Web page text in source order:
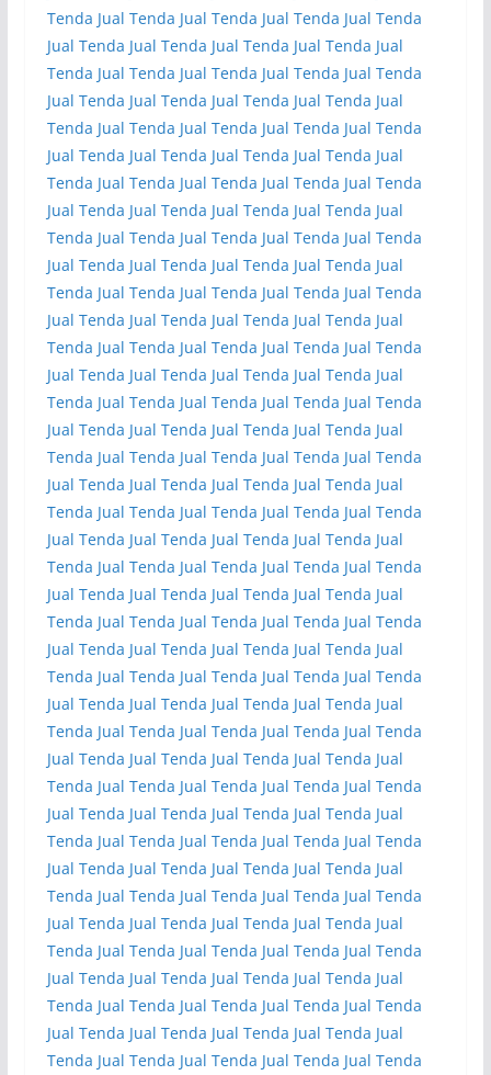
Tenda Jual Tenda Jual Tenda Jual Tenda Jual Tenda
Jual Tenda Jual Tenda Jual Tenda Jual Tenda Jual
Tenda Jual Tenda Jual Tenda Jual Tenda Jual Tenda
Jual Tenda Jual Tenda Jual Tenda Jual Tenda Jual
Tenda Jual Tenda Jual Tenda Jual Tenda Jual Tenda
Jual Tenda Jual Tenda Jual Tenda Jual Tenda Jual
Tenda Jual Tenda Jual Tenda Jual Tenda Jual Tenda
Jual Tenda Jual Tenda Jual Tenda Jual Tenda Jual
Tenda Jual Tenda Jual Tenda Jual Tenda Jual Tenda
Jual Tenda Jual Tenda Jual Tenda Jual Tenda Jual
Tenda Jual Tenda Jual Tenda Jual Tenda Jual Tenda
Jual Tenda Jual Tenda Jual Tenda Jual Tenda Jual
Tenda Jual Tenda Jual Tenda Jual Tenda Jual Tenda
Jual Tenda Jual Tenda Jual Tenda Jual Tenda Jual
Tenda Jual Tenda Jual Tenda Jual Tenda Jual Tenda
Jual Tenda Jual Tenda Jual Tenda Jual Tenda Jual
Tenda Jual Tenda Jual Tenda Jual Tenda Jual Tenda
Jual Tenda Jual Tenda Jual Tenda Jual Tenda Jual
Tenda Jual Tenda Jual Tenda Jual Tenda Jual Tenda
Jual Tenda Jual Tenda Jual Tenda Jual Tenda Jual
Tenda Jual Tenda Jual Tenda Jual Tenda Jual Tenda
Jual Tenda Jual Tenda Jual Tenda Jual Tenda Jual
Tenda Jual Tenda Jual Tenda Jual Tenda Jual Tenda
Jual Tenda Jual Tenda Jual Tenda Jual Tenda Jual
Tenda Jual Tenda Jual Tenda Jual Tenda Jual Tenda
Jual Tenda Jual Tenda Jual Tenda Jual Tenda Jual
Tenda Jual Tenda Jual Tenda Jual Tenda Jual Tenda
Jual Tenda Jual Tenda Jual Tenda Jual Tenda Jual
Tenda Jual Tenda Jual Tenda Jual Tenda Jual Tenda
Jual Tenda Jual Tenda Jual Tenda Jual Tenda Jual
Tenda Jual Tenda Jual Tenda Jual Tenda Jual Tenda
Jual Tenda Jual Tenda Jual Tenda Jual Tenda Jual
Tenda Jual Tenda Jual Tenda Jual Tenda Jual Tenda
Jual Tenda Jual Tenda Jual Tenda Jual Tenda Jual
Tenda Jual Tenda Jual Tenda Jual Tenda Jual Tenda
Jual Tenda Jual Tenda Jual Tenda Jual Tenda Jual
Tenda Jual Tenda Jual Tenda Jual Tenda Jual Tenda
Jual Tenda Jual Tenda Jual Tenda Jual Tenda Jual
Tenda Jual Tenda Jual Tenda Jual Tenda Jual Tenda